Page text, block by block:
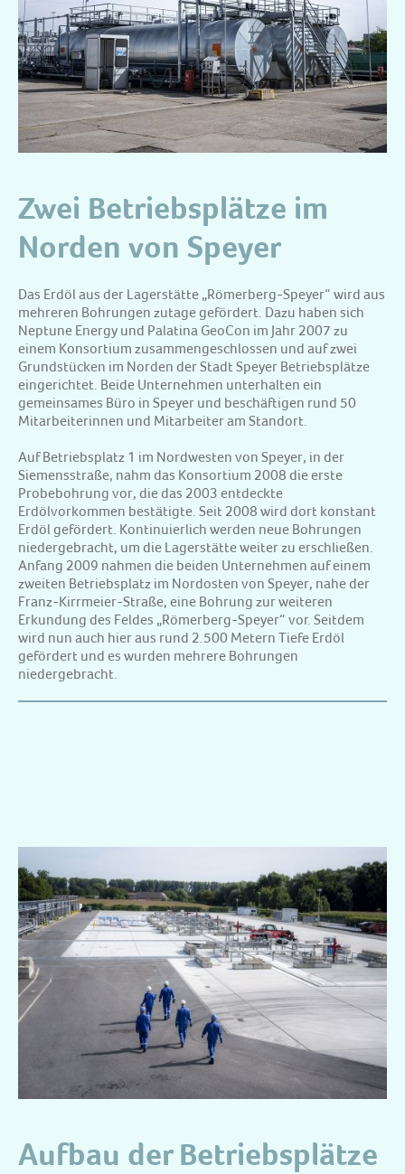
Zwei Betriebsplätze im
Norden von Speyer
Das Erdöl aus der Lagerstätte „Römerberg-Speyer“ wird aus
mehreren Bohrungen zutage gefördert. Dazu haben sich
Neptune Energy und Palatina GeoCon im Jahr 2007 zu
einem Konsortium zusammengeschlossen und auf zwei
Grundstücken im Norden der Stadt Speyer Betriebsplätze
eingerichtet. Beide Unternehmen unterhalten ein
gemeinsames Büro in Speyer und beschäftigen rund 50
Mitarbeiterinnen und Mitarbeiter am Standort.
Auf Betriebsplatz 1 im Nordwesten von Speyer, in der
Siemensstraße, nahm das Konsortium 2008 die erste
Probebohrung vor, die das 2003 entdeckte
Erdölvorkommen bestätigte. Seit 2008 wird dort konstant
Erdöl gefördert. Kontinuierlich werden neue Bohrungen
niedergebracht, um die Lagerstätte weiter zu erschließen.
Anfang 2009 nahmen die beiden Unternehmen auf einem
zweiten Betriebsplatz im Nordosten von Speyer, nahe der
Franz-Kirrmeier-Straße, eine Bohrung zur weiteren
Erkundung des Feldes „Römerberg-Speyer“ vor. Seitdem
wird nun auch hier aus rund 2.500 Metern Tiefe Erdöl
gefördert und es wurden mehrere Bohrungen
niedergebracht.
Aufbau der Betriebsplätze